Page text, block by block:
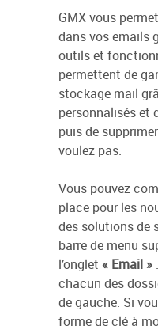
GMX vous
dans vos emails
outils et
permettent de
stockage mail
personnalisés et
puis de
voulez pas.
Vous pouvez
place pour les
des solutions de
barre de menu
l’onglet « Email »
chacun des
de gauche. Si
forme de clé à